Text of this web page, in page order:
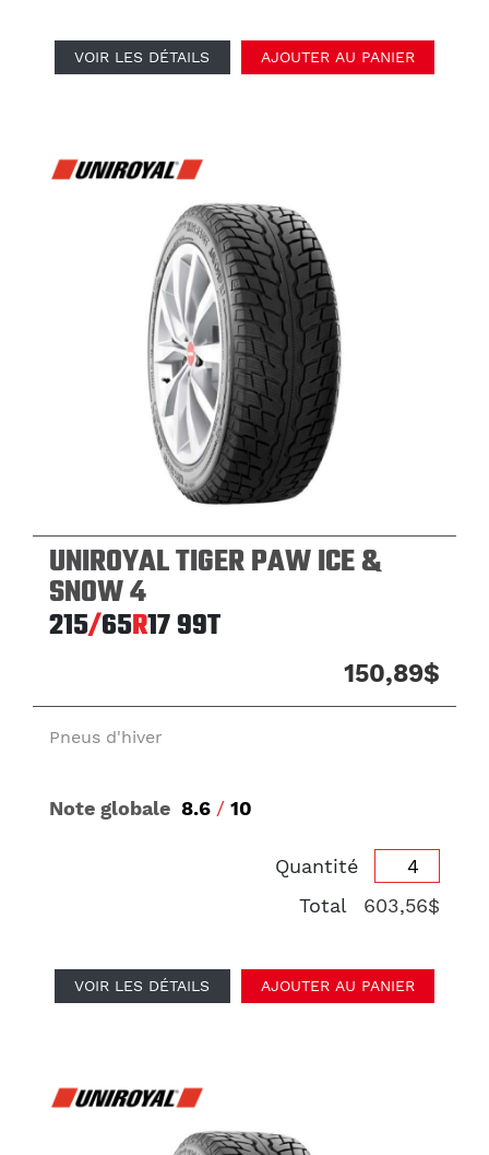
VOIR LES DÉTAILS AJOUTER AU PANIER
UNIROYAL TIGER PAW ICE &
SNOW 4
215/65R1799T
150,89$
Pneus d'hiver
Note globale 8.6 / 10
Quantité
Total
603,56$
VOIR LES DÉTAILS AJOUTER AU PANIER